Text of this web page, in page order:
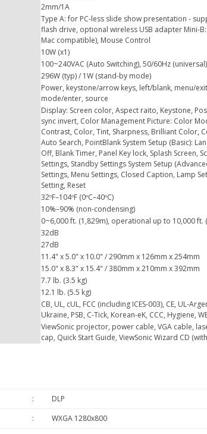
2mm/1A
Type A: for PC-less slide show presentation -
flash drive, optional wireless USB adapter Mini-
Mac compatible), Mouse Control
10W (x1)
100~240VAC (Auto Switching), 50/60Hz (universal)
296W (typ) / 1W (stand-by mode)
Power, keystone/arrow keys, left/blank, menu/
mode/enter, source
Display: Screen color, Aspect raito, Keystone,
sync invert, Color Management Picture: Color
Contrast, Color, Tint, Sharpness, Brilliant Color,
Auto Search, PointBlank System Setup (Basic):
Off, Blank Timer, Panel Key lock, Splash Screen,
Settings, Standby Settings System Setup
Settings, Menu Settings, Closed Caption, Lamp
Setting, Reset
32ºF–104ºF (0ºC–40ºC)
10%–90% (non-condensing)
0~6,000 ft. (1,829m), operational up to 10,000 ft.
32dB
27dB
11.4" x 5.0" x 10.0" / 290mm x 126mm x 254mm
15.0" x 8.3" x 15.4" / 380mm x 210mm x 392mm
7.7 lb. (3.5 kg)
12.1 lb. (5.5 kg)
CB, UL, cUL, FCC (including ICES-003), CE, UL-
Ukraine, PSB, C-Tick, Korean-eK, CCC, Hygiene,
ViewSonic projector, power cable, VGA cable,
cap, Quick Start Guide, ViewSonic Wizard CD
:
DLP
:
WXGA 1280x800